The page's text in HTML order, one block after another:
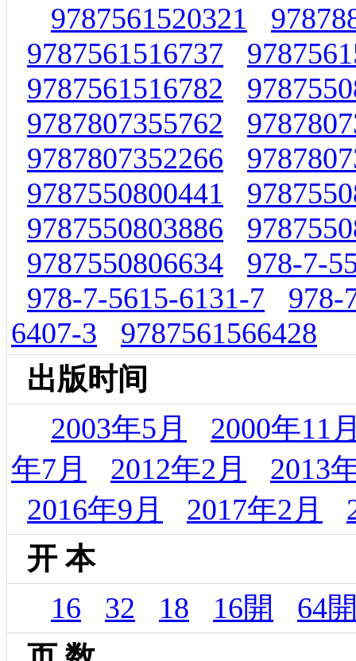
9787561520321
9787561516737
9787561516782
9787807355762
9787807352266
9787550800441
9787550803886
9787550806634
978-7-
978-7-5615-6131-7
978-
6407-3
9787561566428
出版时间
2003年5月
2000年11
年7月
2012年2月
2013
2016年9月
2017年2月
开 本
16
32 18 16開
64